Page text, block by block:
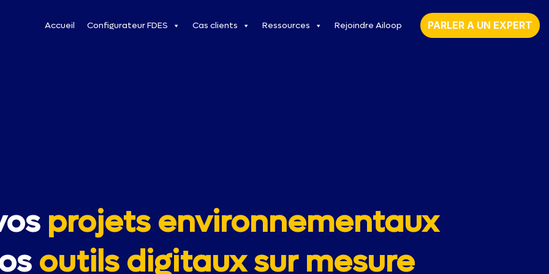
Accueil Configurateur FDES Cas clients Ressources Rejoindre Ailoop PARLER A UN EXPERT
projets environnementaux
outils digitaux sur mesure